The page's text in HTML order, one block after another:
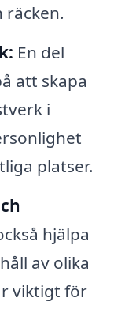
räcken.
En del
att skapa
i
platser.
hjälpa
av olika
viktigt för